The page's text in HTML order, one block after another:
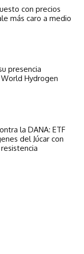
con precios
más caro a medio
presencia
Hydrogen
la DANA: ETF
del Júcar con